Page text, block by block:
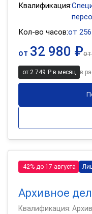
Квалификация:
Кол-во часов:от
от 32 980 ₽
от 2 749 ₽ в месяц в
-42% до 17 августа
Архивное
Квалификация: